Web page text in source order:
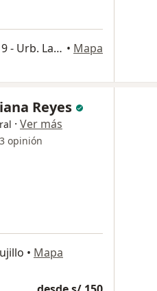
Calle Santa Marta MZ. H lote 9 - Urb. La merced (3 etapa), Trujillo • Mapa
Reyes
· Ver más
opinión
• Mapa